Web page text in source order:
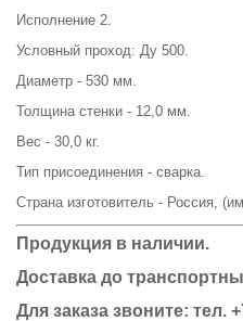
Исполнение 2.
Условный проход: Ду 500.
Диаметр - 530 мм.
Толщина стенки - 12,0 мм.
Вес - 30,0 кг.
Тип присоединения - сварка.
Страна изготовитель - Россия,
Продукция в наличии.
Доставка до
Для заказа звоните: тел.